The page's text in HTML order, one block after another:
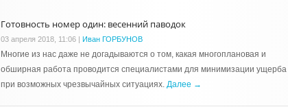
Готовность номер один: весенний паводок
03 апреля 2018, 11:06 | Иван ГОРБУНОВ
Многие из нас даже не догадываются о том, какая многоплановая и
обширная работа проводится специалистами для минимизации ущерба
при возможных чрезвычайных ситуациях. Далее →